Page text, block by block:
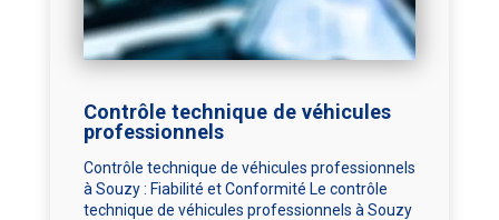
Contrôle technique de véhicules
professionnels
Contrôle technique de véhicules professionnels
à Souzy : Fiabilité et Conformité Le contrôle
technique de véhicules professionnels à Souzy